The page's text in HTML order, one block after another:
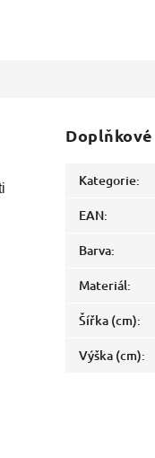
Kategorie:
EAN:
Barva:
Materiál:
Šířka (cm):
Výška (cm):